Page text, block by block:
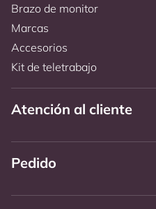
Brazo de monitor
Marcas
Accesorios
Kit de teletrabajo
Atención al cliente
Pedido